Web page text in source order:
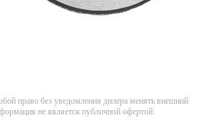
право без уведомления дилера менять внешний
не является публичной офертой.